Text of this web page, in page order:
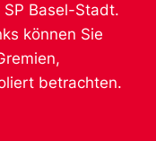
Basel-Stadt.
können Sie
betrachten.